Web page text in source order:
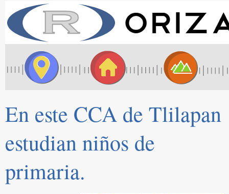
En este CCA de Tlilapan
estudian niños de
primaria.